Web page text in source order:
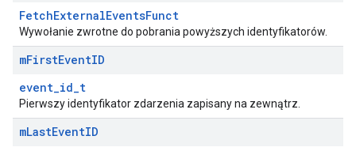
FetchExternalEventsFunct
Wywołanie zwrotne do pobrania powyższych identyfikatorów.
mFirstEventID
event_id_t
Pierwszy identyfikator zdarzenia zapisany na zewnątrz.
mLastEventID